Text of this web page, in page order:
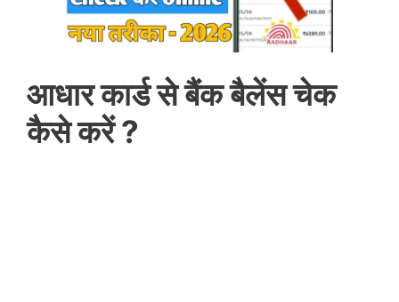
आधार कार्ड से बैंक बैलेंस चेक
कैसे करें ?